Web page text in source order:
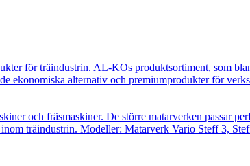
för träindustrin. AL-KOs produktsortiment, som
ekonomiska alternativ och premiumprodukter för
och fräsmaskiner. De större matarverken passar
träindustrin. Modeller: Matarverk Vario Steff 3,